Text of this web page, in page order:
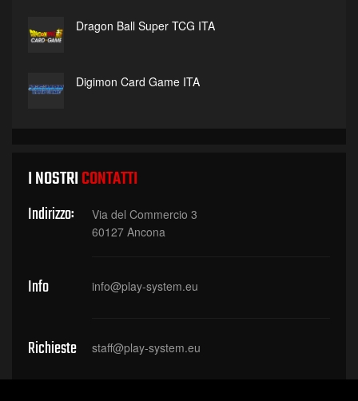
Dragon Ball Super TCG ITA
Digimon Card Game ITA
I NOSTRICONTATTI
Indirizzo:
Via del Commercio 3
60127 Ancona
Info info@play-system.eu
Richieste staff@play-system.eu